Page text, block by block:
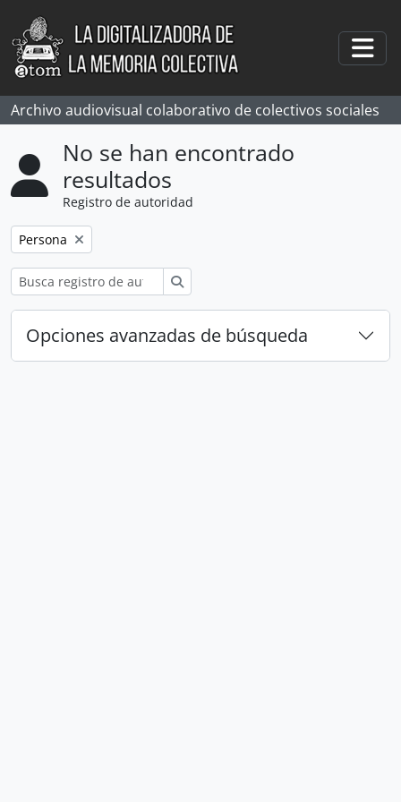
Skip to main content
Archivo audiovisual colaborativo de colectivos sociales
No se han encontrado
resultados
Registro de autoridad
Remove filter:
Persona
Opciones avanzadas de búsqueda